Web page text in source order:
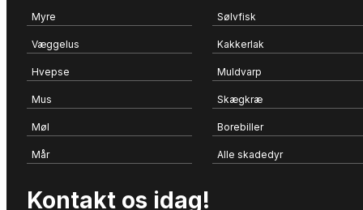
Myre Sølvfisk
Væggelus Kakkerlak
Hvepse Muldvarp
Mus Skægkræ
Møl Borebiller
Mår Alle skadedyr
Kontakt os idag!